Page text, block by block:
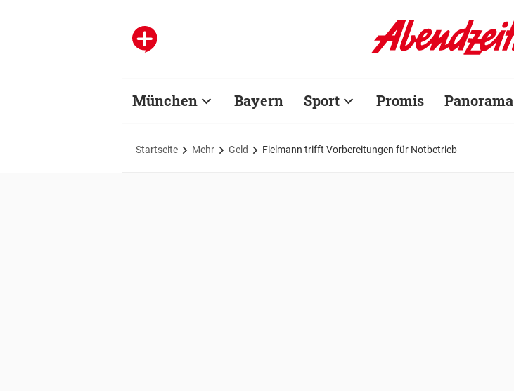
München Bayern Sport Promis Panorama
Startseite Mehr Geld Fielmann trifft Vorbereitungen für Notbetrieb